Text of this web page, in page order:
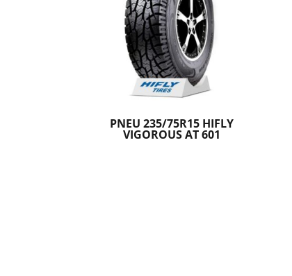
PNEU 235/75R15 HIFLY
VIGOROUS AT 601